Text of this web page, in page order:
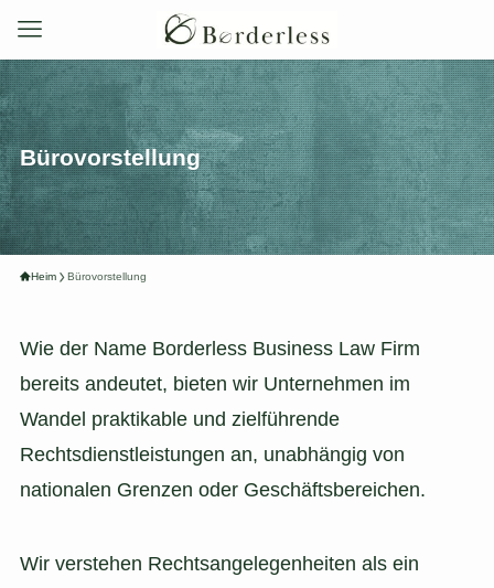
Bürovorstellung
Heim Bürovorstellung
Wie der Name Borderless Business Law Firm
bereits andeutet, bieten wir Unternehmen im
Wandel praktikable und zielführende
Rechtsdienstleistungen an, unabhängig von
nationalen Grenzen oder Geschäftsbereichen.
Wir verstehen Rechtsangelegenheiten als ein